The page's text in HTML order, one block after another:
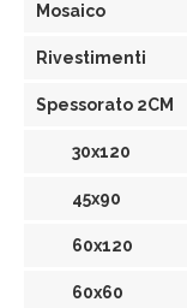
Mosaico
Rivestimenti
Spessorato 2CM
30x120
45x90
60x120
60x60